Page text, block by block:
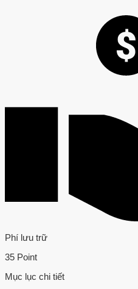
Phí lưu trữ
35 Point
Mục lục chi tiết